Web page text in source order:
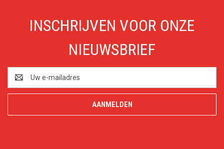
INSCHRIJVEN VOOR ONZE
NIEUWSBRIEF
mailadres